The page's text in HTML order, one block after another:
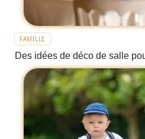
FAMILLE
Des idées de déco de salle